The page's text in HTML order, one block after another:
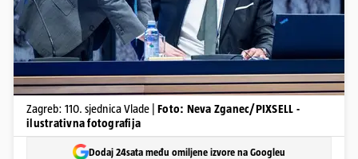
Zagreb: 110. sjednica Vlade | Foto: Neva Zganec/PIXSELL -
ilustrativna fotografija
Dodaj 24sata među omiljene izvore na Googleu